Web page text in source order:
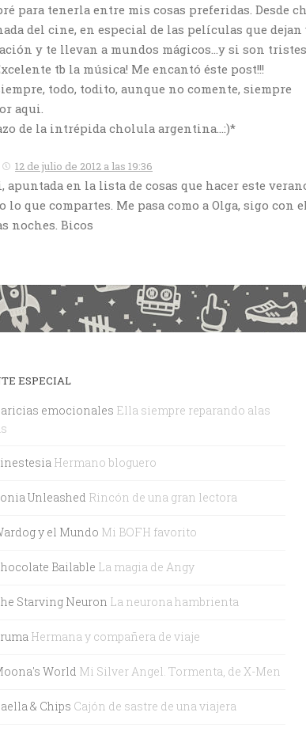
para tenerla entre mis cosas preferidas. Desde
del cine, en especial de las películas que dejan
y te llevan a mundos mágicos…y si son
tb la música! Me encantó éste post!!!
todo, todito, aunque no comente, siempre
aqui.
de la intrépida cholula argentina…:)*
12 de julio de 2012 a las 19:36
apuntada en la lista de cosas que hacer este
lo que compartes. Me pasa como a Olga, sigo con
noches. Bicos
ESPECIAL
emocionales Ella siempre reparando alas
Hermano bloguero
Unleashed Rincón de una gran lectora
y el Mundo Mi BOFH favorito
Bailable La magia de Angy
Starving Neuron La neurona hambrienta
Hermana y compañera de viaje
World Mi Silver Angel. Tormenta, de X-Men
& Chips Cajón de sastre de una viajera